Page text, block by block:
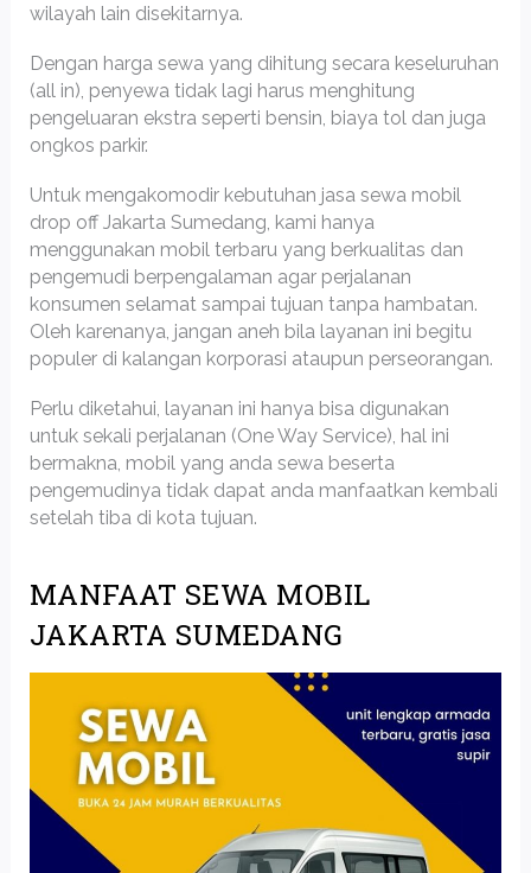
wilayah lain disekitarnya.
Dengan harga sewa yang dihitung secara keseluruhan
(all in), penyewa tidak lagi harus menghitung
pengeluaran ekstra seperti bensin, biaya tol dan juga
ongkos parkir.
Untuk mengakomodir kebutuhan jasa sewa mobil
drop off Jakarta Sumedang, kami hanya
menggunakan mobil terbaru yang berkualitas dan
pengemudi berpengalaman agar perjalanan
konsumen selamat sampai tujuan tanpa hambatan.
Oleh karenanya, jangan aneh bila layanan ini begitu
populer di kalangan korporasi ataupun perseorangan.
Perlu diketahui, layanan ini hanya bisa digunakan
untuk sekali perjalanan (One Way Service), hal ini
bermakna, mobil yang anda sewa beserta
pengemudinya tidak dapat anda manfaatkan kembali
setelah tiba di kota tujuan.
MANFAAT SEWA MOBIL
JAKARTA SUMEDANG